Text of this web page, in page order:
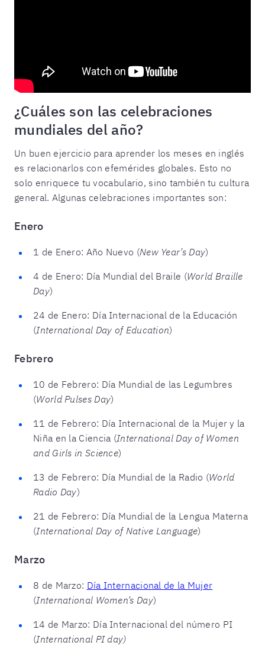
¿Cuáles son las celebraciones
mundiales del año?
Un buen ejercicio para aprender los meses en inglés
es relacionarlos con efemérides globales. Esto no
solo enriquece tu vocabulario, sino también tu cultura
general. Algunas celebraciones importantes son:
Enero
1 de Enero: Año Nuevo (New Year’s Day)
4 de Enero: Día Mundial del Braile (World Braille
Day)
24 de Enero: Día Internacional de la Educación
(International Day of Education)
Febrero
10 de Febrero: Día Mundial de las Legumbres
(World Pulses Day)
11 de Febrero: Día Internacional de la Mujer y la
Niña en la Ciencia (International Day of Women
and Girls in Science)
13 de Febrero: Día Mundial de la Radio (World
Radio Day)
21 de Febrero: Día Mundial de la Lengua Materna
(International Day of Native Language)
Marzo
8 de Marzo: Día Internacional de la Mujer
(International Women’s Day)
14 de Marzo: Día Internacional del número PI
(International PI day)